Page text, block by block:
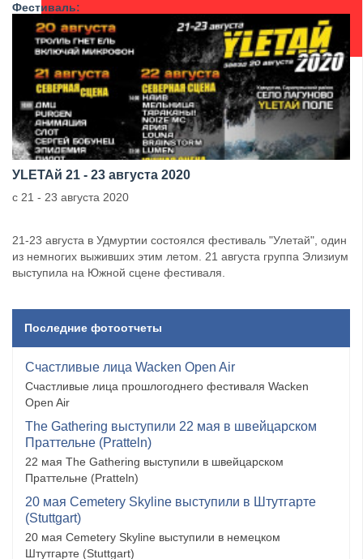
Фестиваль:
УLETAй 21 - 23 августа 2020
с 21 - 23 августа 2020
21-23 августа в Удмуртии состоялся фестиваль "Улетай", один
из немногих выживших этим летом. 21 августа группа Элизиум
выступила на Южной сцене фестиваля.
Последние фотоотчеты
Счастливые лица Wacken Open Air
Счастливые лица прошлогоднего фестиваля Wacken
Open Air
The Gathering выступили 22 мая в швейцарском
Праттельне (Pratteln)
22 мая The Gathering выступили в швейцарском
Праттельне (Pratteln)
20 мая Cemetery Skyline выступили в Штутгарте
(Stuttgart)
20 мая Cemetery Skyline выступили в немецком
Штутгарте (Stuttgart)